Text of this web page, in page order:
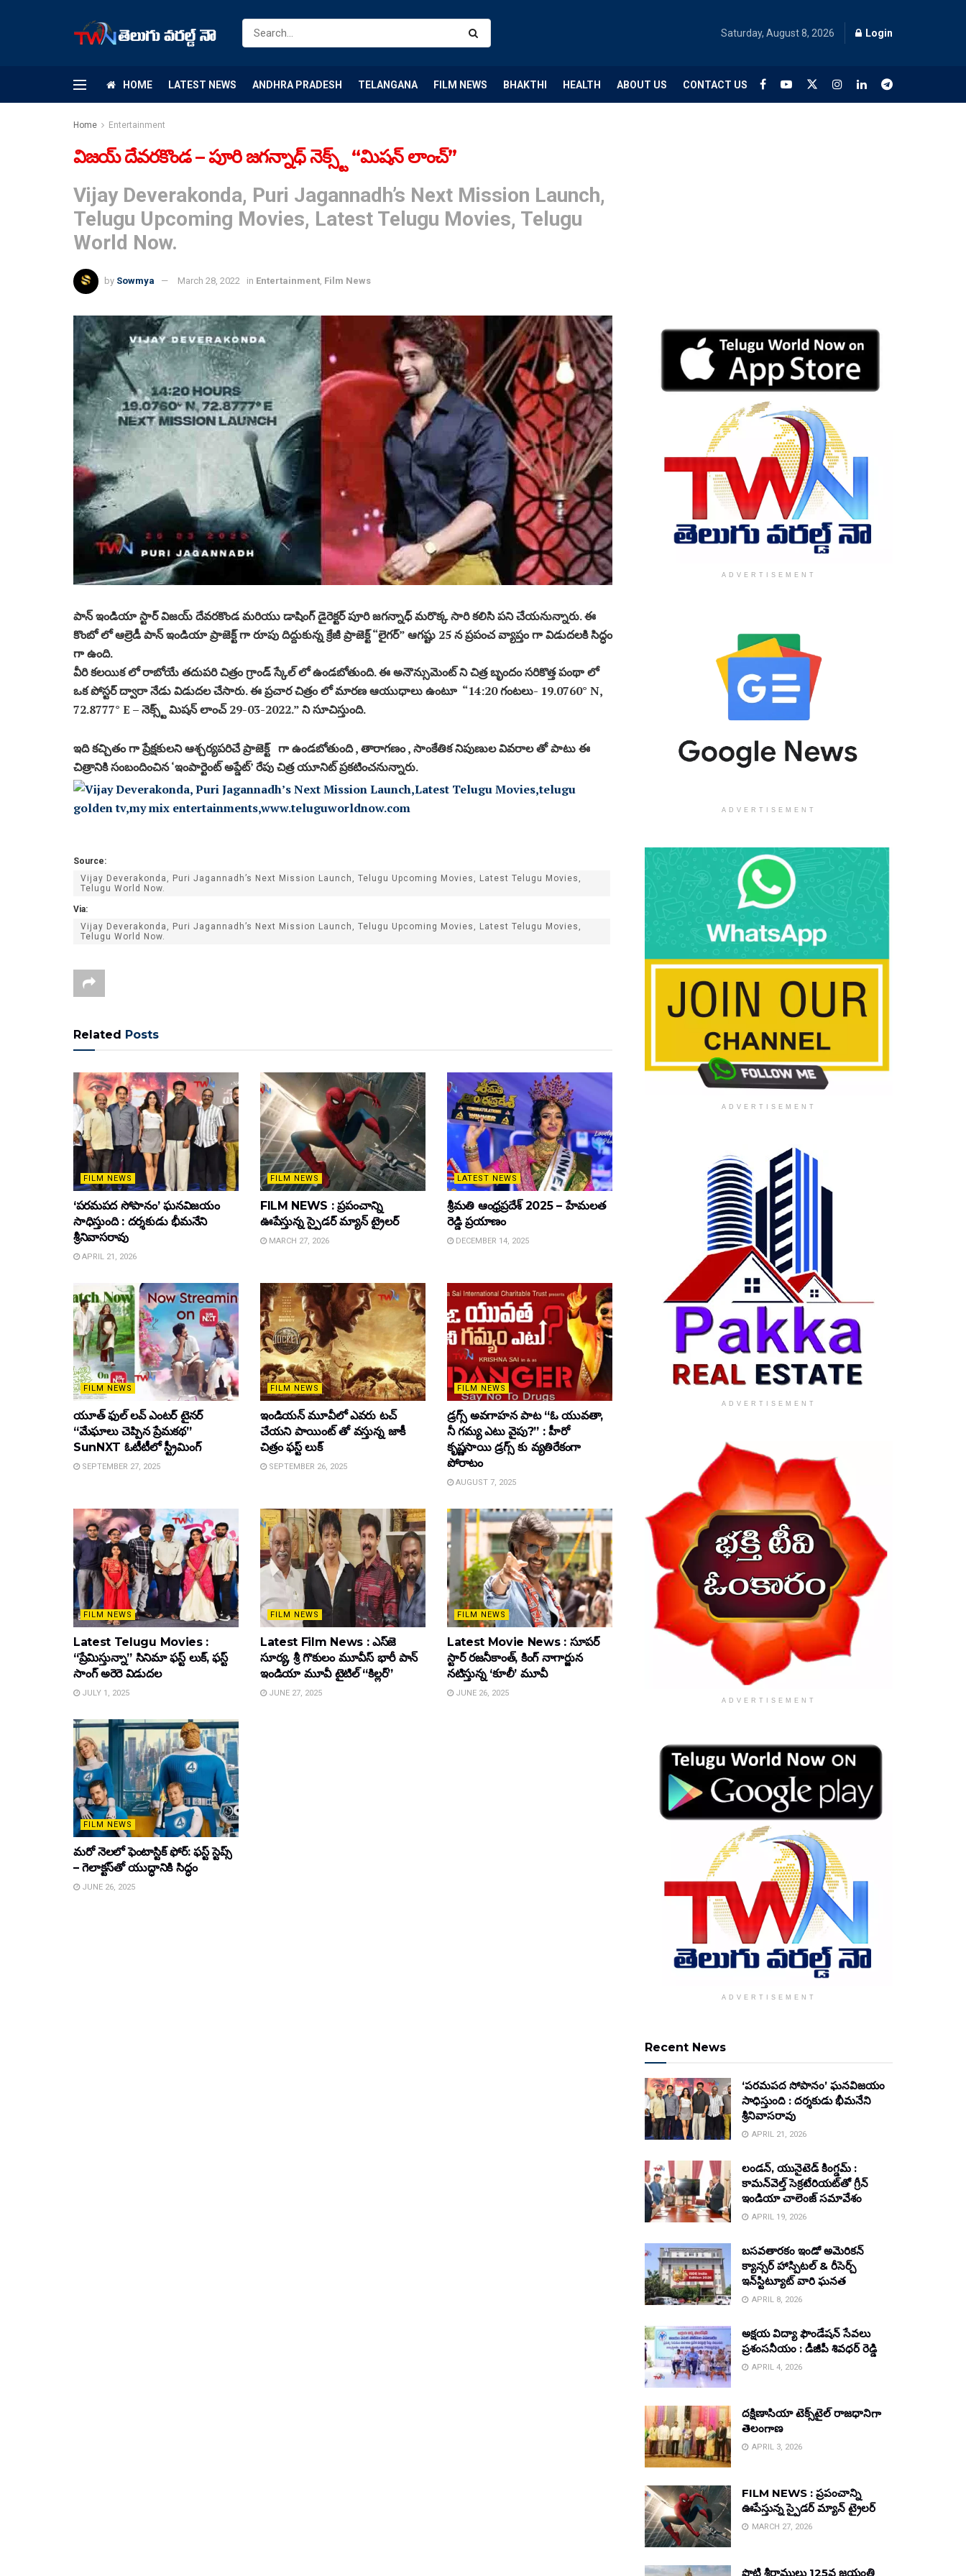
Saturday, August 8, 2026 Login
HOME LATEST NEWS ANDHRA PRADESH TELANGANA FILM NEWS BHAKTHI HEALTH ABOUT US CONTACT US
Home Entertainment
విజయ్ దేవరకొండ – పూరి జగన్నాధ్ నెక్స్ట్ “మిషన్ లాంచ్”
Vijay Deverakonda, Puri Jagannadh’s Next Mission Launch,
Telugu Upcoming Movies, Latest Telugu Movies, Telugu
World Now.
by Sowmya March 28, 2022 in Entertainment, Film News
పాన్ ఇండియా స్టార్ విజయ్ దేవరకొండ మరియు డాషింగ్ డైరెక్టర్ పూరి జగన్నాధ్ మరొక్క సారి కలిసి పని చేయనున్నారు. ఈ
కొంబో లో ఆల్రెడీ పాన్ ఇండియా ప్రాజెక్ట్ గా రూపు దిద్దుకున్న క్రేజీ ప్రాజెక్ట్ “లైగర్” ఆగష్టు 25 న ప్రపంచ వ్యాప్తం గా విడుదలకి సిద్ధం
గా ఉంది.
వీరి కలయిక లో రాబోయే తదుపరి చిత్రం గ్రాండ్ స్కేల్ లో ఉండబోతుంది. ఈ అనౌన్సుమెంట్ ని చిత్ర బృందం సరికొత్త పంథా లో
ఒక పోస్టర్ ద్వారా నేడు విడుదల చేసారు. ఈ ప్రచార చిత్రం లో మారణ ఆయుధాలు ఉంటూ “14:20 గంటలు- 19.0760° N,
72.8777° E – నెక్స్ట్ మిషన్ లాంచ్ 29-03-2022.” ని సూచిస్తుంది.
ఇది కచ్చితం గా ప్రేక్షకులని ఆశ్చర్యపరిచే ప్రాజెక్ట్ గా ఉండబోతుంది , తారాగణం , సాంకేతిక నిపుణుల వివరాల తో పాటు ఈ
చిత్రానికి సంబందించిన ‘ఇంపార్టెంట్ అప్డేట్’ రేపు చిత్ర యూనిట్ ప్రకటించనున్నారు.
Source:
Vijay Deverakonda, Puri Jagannadh’s Next Mission Launch, Telugu Upcoming Movies, Latest Telugu Movies,
Telugu World Now.
Via:
Vijay Deverakonda, Puri Jagannadh’s Next Mission Launch, Telugu Upcoming Movies, Latest Telugu Movies,
Telugu World Now.
Related Posts
FILM NEWS
‘పరమపద సోపానం’ ఘనవిజయం
సాధిస్తుంది : దర్శకుడు భీమనేని
శ్రీనివాసరావు
APRIL 21, 2026
FILM NEWS
FILM NEWS : ప్రపంచాన్ని
ఊపేస్తున్న స్పైడర్ మ్యాన్ ట్రైలర్
MARCH 27, 2026
LATEST NEWS
శ్రీమతి ఆంధ్రప్రదేశ్ 2025 – హేమలత
రెడ్డి ప్రయాణం
DECEMBER 14, 2025
FILM NEWS
యూత్ ఫుల్ లవ్ ఎంటర్ టైనర్
“మేఘాలు చెప్పిన ప్రేమకథ”
SunNXT ఓటీటీలో స్ట్రీమింగ్
SEPTEMBER 27, 2025
FILM NEWS
ఇండియన్ మూవీలో ఎవరు టచ్
చేయని పాయింట్ తో వస్తున్న జాకీ
చిత్రం ఫస్ట్ లుక్
SEPTEMBER 26, 2025
FILM NEWS
డ్రగ్స్ అవగాహన పాట “ఓ యువతా,
నీ గమ్య ఎటు వైపు?” : హీరో
కృష్ణసాయి డ్రగ్స్ కు వ్యతిరేకంగా
పోరాటం
AUGUST 7, 2025
FILM NEWS
Latest Telugu Movies :
“ప్రేమిస్తున్నా” సినిమా ఫస్ట్ లుక్, ఫస్ట్
సాంగ్ అరెరె విడుదల
JULY 1, 2025
FILM NEWS
Latest Film News : ఎస్‌జె
సూర్య, శ్రీ గొకులం మూవీస్‌ భారీ పాన్‌
ఇండియా మూవీ టైటిల్ “కిల్లర్”
JUNE 27, 2025
FILM NEWS
Latest Movie News : సూపర్
స్టార్ రజనీకాంత్, కింగ్ నాగార్జున
నటిస్తున్న ‘కూలీ’ మూవీ
JUNE 26, 2025
FILM NEWS
మరో నెలలో ఫెంటాస్టిక్ ఫోర్: ఫస్ట్ స్టెప్స్
– గెలాక్టస్‌తో యుద్ధానికి సిద్ధం
JUNE 26, 2025
ADVERTISEMENT
ADVERTISEMENT
ADVERTISEMENT
ADVERTISEMENT
ADVERTISEMENT
ADVERTISEMENT
Recent News
‘పరమపద సోపానం’ ఘనవిజయం
సాధిస్తుంది : దర్శకుడు భీమనేని
శ్రీనివాసరావు
APRIL 21, 2026
లండన్, యునైటెడ్ కింగ్డమ్ :
కామన్‌వెల్త్ సెక్రటేరియట్‌తో గ్రీన్
ఇండియా చాలెంజ్ సమావేశం
APRIL 19, 2026
బసవతారకం ఇండో అమెరికన్
క్యాన్సర్ హాస్పిటల్ & రీసెర్చ్
ఇన్‌స్టిట్యూట్ వారి ఘనత
APRIL 8, 2026
అక్షయ విద్యా ఫౌండేషన్ సేవలు
ప్రశంసనీయం : డీజీపీ శివధర్ రెడ్డి
APRIL 4, 2026
దక్షిణాసియా టెక్స్‌టైల్ రాజధానిగా
తెలంగాణ
APRIL 3, 2026
FILM NEWS : ప్రపంచాన్ని
ఊపేస్తున్న స్పైడర్ మ్యాన్ ట్రైలర్
MARCH 27, 2026
పొట్టి శ్రీరాములు 125వ జయంతి